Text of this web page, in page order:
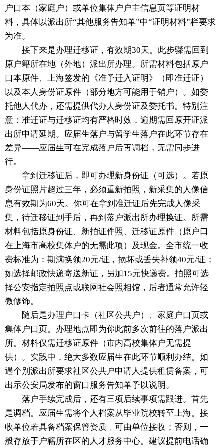
户口本（家庭户）或单位集体户户主信息页等证明材
料，具体以派出所“其他服务告知单”中“证明材料”栏要求
为准。
接下来是办理迁移证，有效期30天。此步骤需回到
原户籍所在地（外地）派出所办理。所需材料包括原户
口本原件、上海签发的《准予迁入证明》（即准迁证）
以及本人身份证原件（部分地方可能用于销户）。如委
托他人代办，还需提供代办人身份证及委托书。特别注
意：准迁证与迁移证均有严格时效，逾期需回原开证派
出所申请延期。应届生落户与留学生落户在此环节存在
差异——应届生可在完成落户后再调档，无需同步进
行。
拿到迁移证后，即可办理新身份证（可选）。若原
身份证照片超过三年，必须重新拍照，新采集的人像信
息有效期为60天。你可在拿到准迁证后先完成人像采
集，待迁移证到手后，再到落户派出所办理换证。所需
材料包括原身份证、新拍证件照、迁移证原件（原户口
在上海市高校集体户的无需此项）及现金。全市统一收
费标准为：期满换领20元/证，损坏或丢失补领40元/证；
如选择邮政快递寄送新证，另加15元快递费。拍照可选
择公安指定拍照点或联网社会照相馆，后者通常允许轻
微修饰。
随后是办理户口卡（社区公共户）、家庭户口页或
集体户口页。办理地点即为你此前多次前往的落户派出
所。材料仅需迁移证原件（市内高校集体户无需提
供）。实践中，绝大多数应届生在此环节顺利办结。如
遇个别派出所要求社区公共户申请人提供租赁备案，可
出示公安局发布的窗口服务告知单予以说明。
落户手续完成后，还有三项后续事项需跟进。首先
是调档。应届生需将个人档案从毕业院校转至上海。接
收单位若具备档案保管资质，可由单位接收；否则，一
般存放于户籍所在区的人才服务中心。建议提前电话确